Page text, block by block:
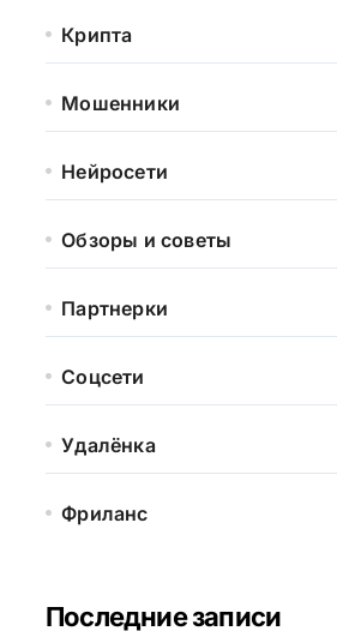
Крипта
Мошенники
Нейросети
Обзоры и советы
Партнерки
Соцсети
Удалёнка
Фриланс
Последние записи